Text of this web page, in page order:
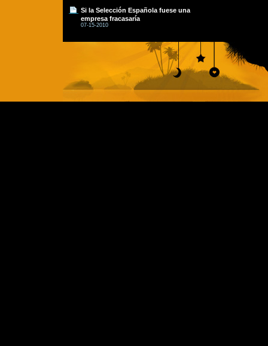
Si la Selección Española fuese una
empresa fracasaría
07-15-2010